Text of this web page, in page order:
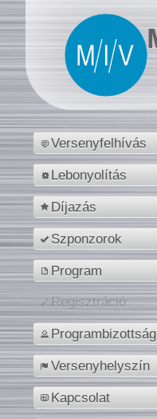
Versenyfelhívás
Lebonyolítás
Díjazás
Szponzorok
Program
Regisztráció
Programbizottság
Versenyhelyszín
Kapcsolat